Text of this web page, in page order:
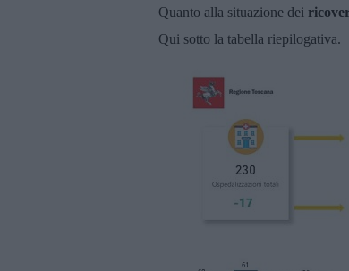
Quanto alla situazione dei
Qui sotto la tabella riepilogativa.